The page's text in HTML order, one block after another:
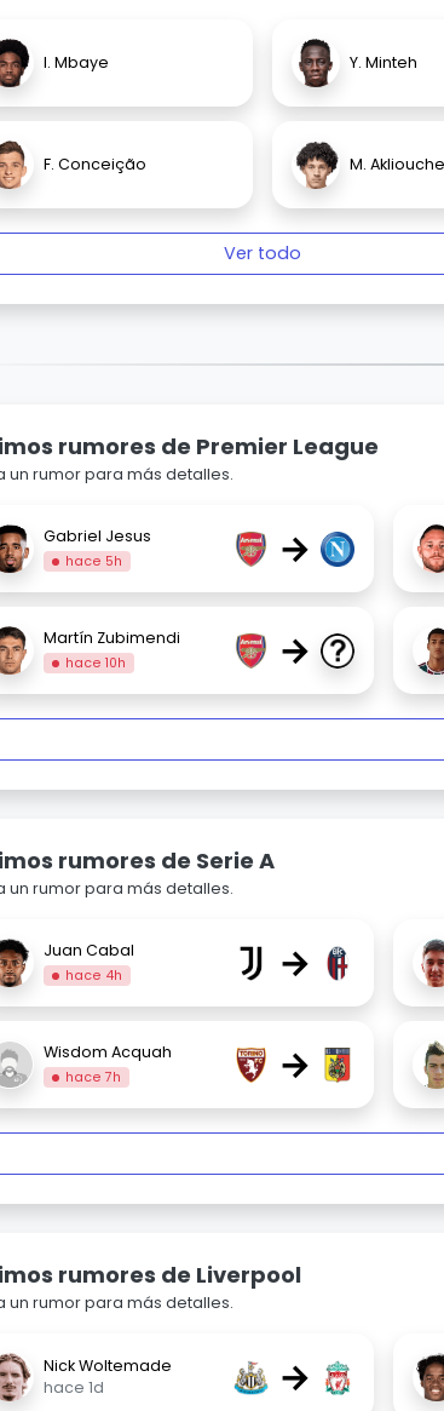
I. Mbaye Y. Minteh
F. Conceição M. Akliouche
Ver todo
rumores de Premier League
un rumor para más detalles.
Gabriel Jesus
hace 5h →
Martín Zubimendi
hace 10h →
rumores de Serie A
un rumor para más detalles.
Juan Cabal
hace 4h →
Wisdom Acquah
hace 7h →
rumores de Liverpool
un rumor para más detalles.
Nick Woltemade
hace 1d
→